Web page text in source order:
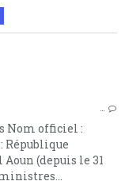
…
Nom officiel :
République
(depuis le 31